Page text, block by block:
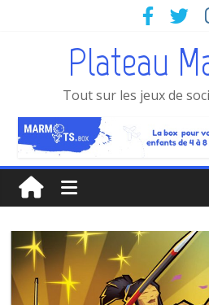
Plateau
Tout sur les jeux de